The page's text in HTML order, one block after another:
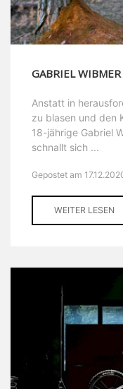
GABRIEL
Anstatt in
zu blasen und den
18-jährige Gabriel
schnallt sich ...
Gepostet am
WEITER LESEN